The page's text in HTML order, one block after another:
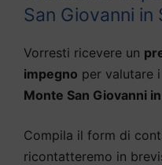
San Giovanni in
Vorresti ricevere un
impegno per valutare
Monte San Giovanni
Compila il form di
ricontatteremo in